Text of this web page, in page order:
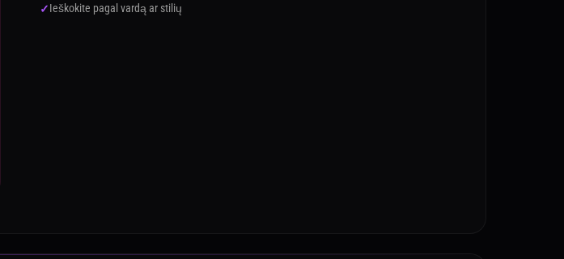
Ieškokite pagal vardą ar stilių